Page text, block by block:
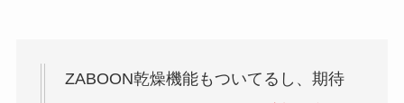
ZABOON乾燥機能もついてるし、期待